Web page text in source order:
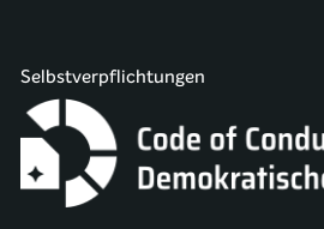
Selbstverpflichtungen